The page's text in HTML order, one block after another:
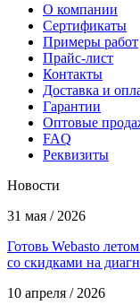
О компании
Сертификаты
Примеры работ
Прайс-лист
Контакты
Доставка и
Гарантии
Оптовые
FAQ
Реквизиты
Новости
31 мая / 2026
Готовь Webasto
со скидками на
10 апреля / 2026